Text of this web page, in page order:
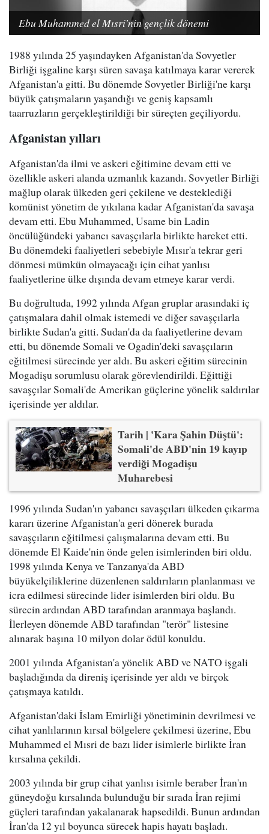
Ebu Muhammed el Mısri'nin gençlik dönemi
1988 yılında 25 yaşındayken Afganistan'da Sovyetler
Birliği işgaline karşı süren savaşa katılmaya karar vererek
Afganistan'a gitti. Bu dönemde Sovyetler Birliği'ne karşı
büyük çatışmaların yaşandığı ve geniş kapsamlı
taarruzların gerçekleştirildiği bir süreçten geçiliyordu.
Afganistan yılları
Afganistan'da ilmi ve askeri eğitimine devam etti ve
özellikle askeri alanda uzmanlık kazandı. Sovyetler Birliği
mağlup olarak ülkeden geri çekilene ve desteklediği
komünist yönetim de yıkılana kadar Afganistan'da savaşa
devam etti. Ebu Muhammed, Usame bin Ladin
öncülüğündeki yabancı savaşçılarla birlikte hareket etti.
Bu dönemdeki faaliyetleri sebebiyle Mısır'a tekrar geri
dönmesi mümkün olmayacağı için cihat yanlısı
faaliyetlerine ülke dışında devam etmeye karar verdi.
Bu doğrultuda, 1992 yılında Afgan gruplar arasındaki iç
çatışmalara dahil olmak istemedi ve diğer savaşçılarla
birlikte Sudan'a gitti. Sudan'da da faaliyetlerine devam
etti, bu dönemde Somali ve Ogadin'deki savaşçıların
eğitilmesi sürecinde yer aldı. Bu askeri eğitim sürecinin
Mogadişu sorumlusu olarak görevlendirildi. Eğittiği
savaşçılar Somali'de Amerikan güçlerine yönelik saldırılar
içerisinde yer aldılar.
Tarih | 'Kara Şahin Düştü':
Somali'de ABD'nin 19 kayıp
verdiği Mogadişu
Muharebesi
1996 yılında Sudan'ın yabancı savaşçıları ülkeden çıkarma
kararı üzerine Afganistan'a geri dönerek burada
savaşçıların eğitilmesi çalışmalarına devam etti. Bu
dönemde El Kaide'nin önde gelen isimlerinden biri oldu.
1998 yılında Kenya ve Tanzanya'da ABD
büyükelçiliklerine düzenlenen saldırıların planlanması ve
icra edilmesi sürecinde lider isimlerden biri oldu. Bu
sürecin ardından ABD tarafından aranmaya başlandı.
İlerleyen dönemde ABD tarafından "terör" listesine
alınarak başına 10 milyon dolar ödül konuldu.
2001 yılında Afganistan'a yönelik ABD ve NATO işgali
başladığında da direniş içerisinde yer aldı ve birçok
çatışmaya katıldı.
Afganistan'daki İslam Emirliği yönetiminin devrilmesi ve
cihat yanlılarının kırsal bölgelere çekilmesi üzerine, Ebu
Muhammed el Mısri de bazı lider isimlerle birlikte İran
kırsalına çekildi.
2003 yılında bir grup cihat yanlısı isimle beraber İran'ın
güneydoğu kırsalında bulunduğu bir sırada İran rejimi
güçleri tarafından yakalanarak hapsedildi. Bunun ardından
İran'da 12 yıl boyunca sürecek hapis hayatı başladı.